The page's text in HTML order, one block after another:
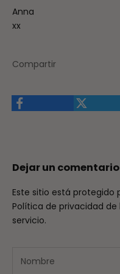
Anna
xx
Compartir
Dejar un comentario
Este sitio está protegido
Política de privacidad
servicio.